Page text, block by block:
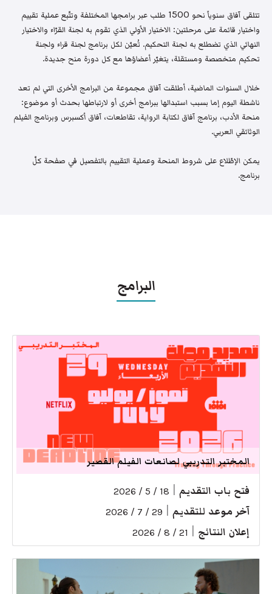
تتلقى آفاق سنوياً نحو 1500 طلب عبر برامجها المختلفة وتتّبع عملية تقييم
واختيار قائمة على مرحلتين: الاختيار الأولي الذي تقوم به لجنة القرّاء والاختيار
النهائي الذي تضطلع به لجنة التحكيم. تُعيّن لكل برنامج لجنة قراء ولجنة
تحكيم متخصصة ومستقلة، يتغيّر أعضاؤها مع كل دورة منح جديدة.
خلال السنوات الماضية، أطلقت آفاق مجموعة من البرامج الأخرى التي لم تعد
ناشطة اليوم إما بسبب استبدالها ببرامج أخرى أو لارتباطها بحدث أو موضوع:
منحة الأدب، برنامج آفاق لكتابة الرواية، تقاطعات، آفاق أكسبرس وبرنامج الفيلم
الوثائقي العربي.
يمكن الإطّلاع على شروط المنحة وعملية التقييم بالتفصيل في صفحة كلّ
برنامج.
البرامج
المختبر التدريبي لصانعات الفيلم القصير
فتح باب التقديم 18 / 5 / 2026
آخر موعد للتقديم 29 / 7 / 2026
إعلان النتائج 21 / 8 / 2026